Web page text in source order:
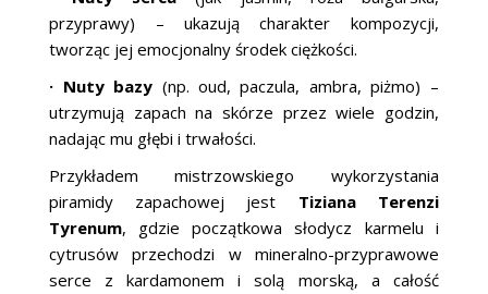
przyprawy) – ukazują charakter kompozycji,
tworząc jej emocjonalny środek ciężkości.
· Nuty bazy (np. oud, paczula, ambra, piżmo) –
utrzymują zapach na skórze przez wiele godzin,
nadając mu głębi i trwałości.
Przykładem mistrzowskiego wykorzystania
piramidy zapachowej jest Tiziana Terenzi
Tyrenum, gdzie początkowa słodycz karmelu i
cytrusów przechodzi w mineralno-przyprawowe
serce z kardamonem i solą morską, a całość